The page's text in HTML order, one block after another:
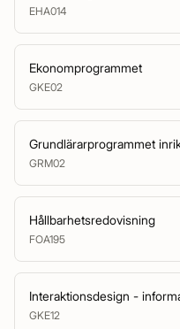
EHA014
Ekonomprogrammet
GKE02
Grundlärarprogrammet
GRM02
Hållbarhetsredovisning
FOA195
Interaktionsdesign -
GKE12